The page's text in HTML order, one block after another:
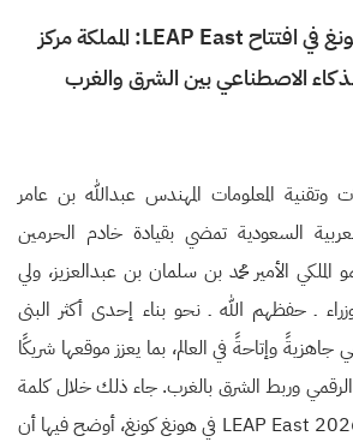
السواحه من هونغ كونغ في افتتاح LEAP East: المملكة مركز
الاصطناعي بين الشرق والغرب
وتقنية المعلومات المهندس عبدالله بن عامر
السعودية تمضي بقيادة خادم الحرمين
الأمير محمد بن سلمان بن عبدالعزيز، ولي
ـ حفظهم الله ـ نحو بناء إحدى أكثر البنى
جاهزيةً وإتاحةً في العالم، بما يعزز موقعها شريكًا
الرقمي وربط الشرق بالغرب. جاء ذلك خلال كلمة
معاليه في افتتاح مؤتمر LEAP East 2026 في هونغ كونغ، أوضح فيها أن